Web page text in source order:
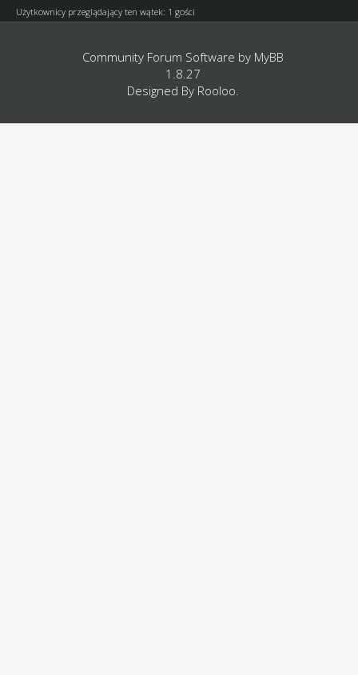
Użytkownicy przeglądający ten wątek: 1 gości
Community Forum Software by MyBB
1.8.27
Designed By Rooloo